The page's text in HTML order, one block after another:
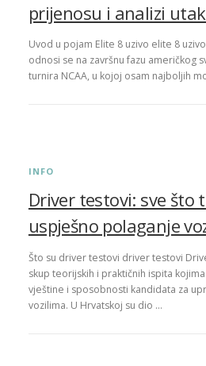
prijenosu i analizi
Uvod u pojam Elite 8 uzivo elite 8
odnosi se na završnu fazu američkog
turnira NCAA, u kojoj osam najboljih
INFO
Driver testovi: sve što
uspješno polaganje
Što su driver testovi driver testovi
skup teorijskih i praktičnih ispita
vještine i sposobnosti kandidata za
vozilima. U Hrvatskoj su dio …